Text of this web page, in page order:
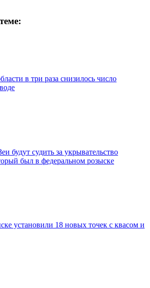
в три раза снизилось число
будут судить за укрывательство
был в федеральном розыске
установили 18 новых точек с квасом и